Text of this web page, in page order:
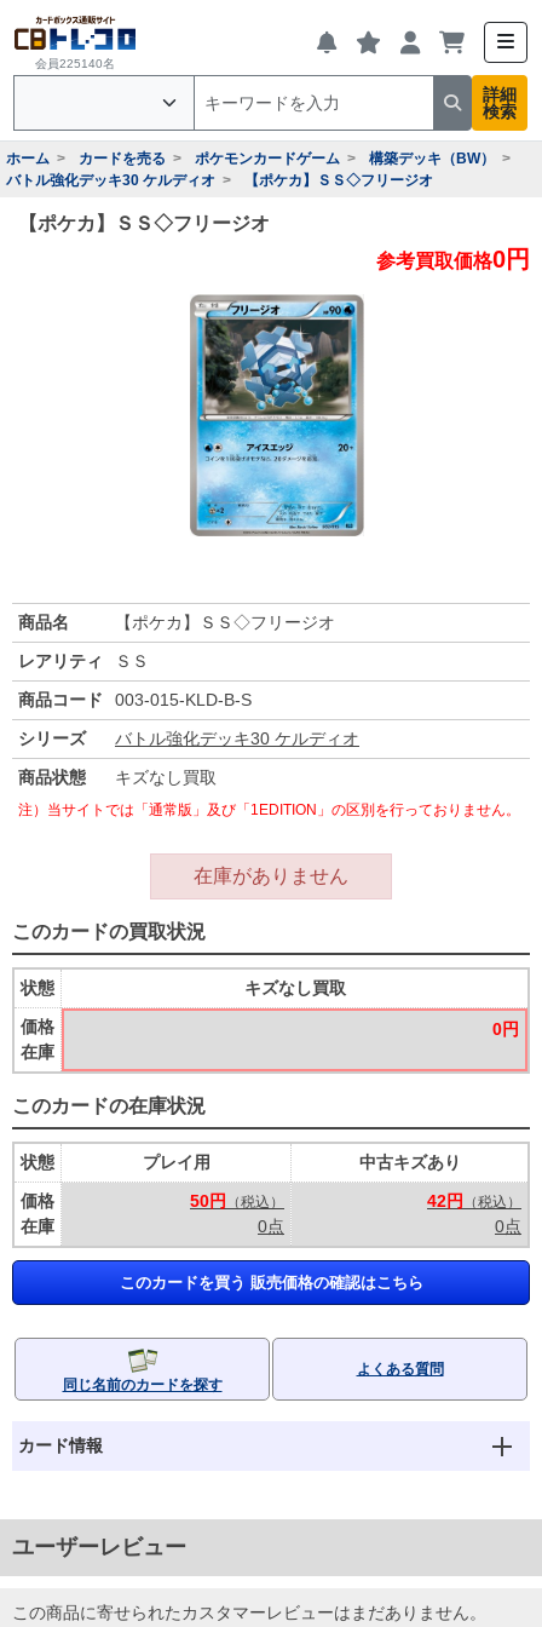
会員225140名
詳細
検索
ホーム カードを売る ポケモンカードゲーム
構築デッキ（BW）
バトル強化デッキ30 ケルディオ
【ポケカ】ＳＳ◇フリージオ
【ポケカ】ＳＳ◇フリージオ
参考買取価格0円
商品名
【ポケカ】ＳＳ◇フリージオ
レアリティ
ＳＳ
商品コード
003-015-KLD-B-S
シリーズ
バトル強化デッキ30 ケルディオ
商品状態
キズなし買取
注）当サイトでは「通常版」及び「1EDITION」の区別を行っておりません。
在庫がありません
このカードの買取状況
状態
価格
在庫
キズなし買取
0円
このカードの在庫状況
状態
価格
在庫
プレイ用
50円
（税込）
0点
中古キズあり
42円
（税込）
0点
このカードを買う 販売価格の確認はこちら
同じ名前のカードを探す
よくある質問
カード情報
ユーザーレビュー
この商品に寄せられたカスタマーレビューはまだありません。